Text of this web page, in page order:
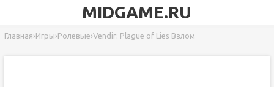
MIDGAME.RU
Главная›Игры›Ролевые›Vendir: Plague of Lies Взлом